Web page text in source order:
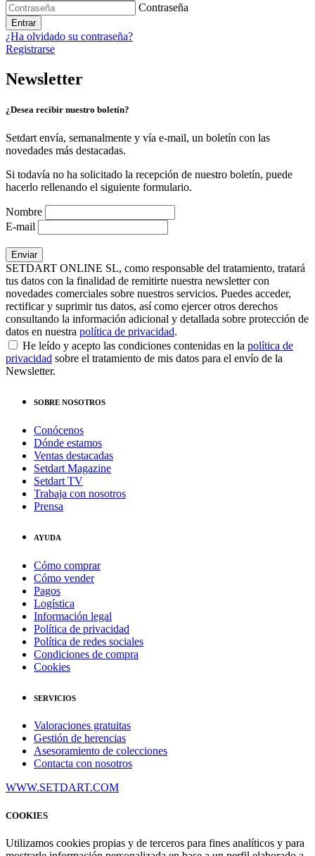
Contraseña
Entrar
¿Ha olvidado su contraseña?
Registrarse
Newsletter
¿Desea recibir nuestro boletín?
Setdart envía, semanalmente y vía e-mail, un boletín con las
novedades más destacadas.
Si todavía no ha solicitado la recepción de nuestro boletín, puede
hacerlo rellenando el siguiente formulario.
Nombre
E-mail
SETDART ONLINE SL, como responsable del tratamiento, tratará
tus datos con la finalidad de remitirte nuestra newsletter con
novedades comerciales sobre nuestros servicios. Puedes acceder,
rectificar y suprimir tus datos, así como ejercer otros derechos
consultando la información adicional y detallada sobre protección de
datos en nuestra política de privacidad.
He leído y acepto las condiciones contenidas en la política de
privacidad sobre el tratamiento de mis datos para el envío de la
Newsletter.
SOBRE NOSOTROS
Conócenos
Dónde estamos
Ventas destacadas
Setdart Magazine
Setdart TV
Trabaja con nosotros
Prensa
AYUDA
Cómo comprar
Cómo vender
Pagos
Logística
Información legal
Política de privacidad
Política de redes sociales
Condiciones de compra
Cookies
SERVICIOS
Valoraciones gratuitas
Gestión de herencias
Asesoramiento de colecciones
Contacta con nosotros
WWW.SETDART.COM
COOKIES
Utilizamos cookies propias y de terceros para fines analíticos y para